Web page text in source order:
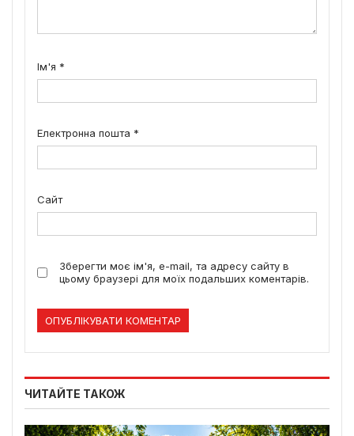
Ім'я *
Електронна пошта *
Сайт
Зберегти моє ім'я, e-mail, та адресу сайту в
цьому браузері для моїх подальших коментарів.
ЧИТАЙТЕ ТАКОЖ